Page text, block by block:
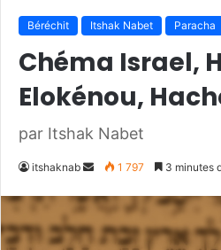
Béréchit Itshak Nabet Paracha
Chéma Israel,
Elokénou,
par Itshak Nabet
itshaknab
Envoyer
courriel
1 797 3 minutes